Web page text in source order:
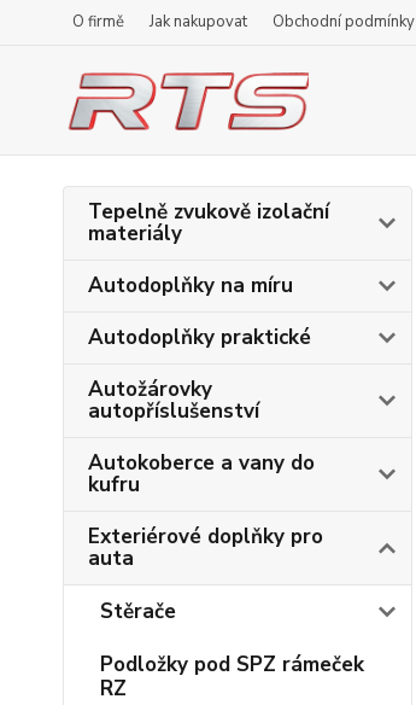
O firmě Jak nakupovat Obchodní podmínky
Tepelně zvukově izolační
materiály
Autodoplňky na míru
Autodoplňky praktické
Autožárovky
autopříslušenství
Autokoberce a vany do
kufru
Exteriérové doplňky pro
auta
Stěrače
Podložky pod SPZ rámeček
RZ